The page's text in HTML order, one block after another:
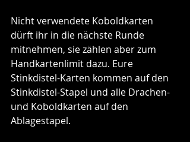
Nicht verwendete Koboldkarten
dürft ihr in die nächste Runde
mitnehmen, sie zählen aber zum
Handkartenlimit dazu. Eure
Stinkdistel-Karten kommen auf den
Stinkdistel-Stapel und alle Drachen-
und Koboldkarten auf den
Ablagestapel.